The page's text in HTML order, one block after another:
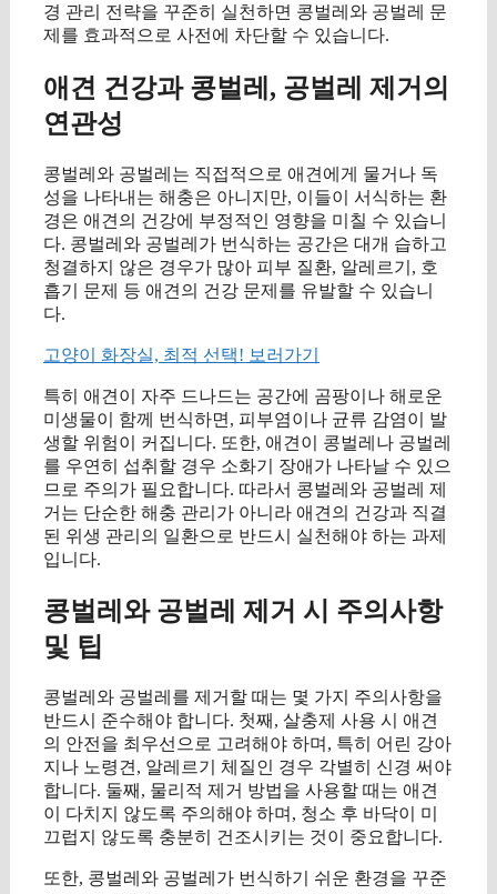
경 관리 전략을 꾸준히 실천하면 콩벌레와 공벌레 문
제를 효과적으로 사전에 차단할 수 있습니다.
애견 건강과 콩벌레, 공벌레 제거의
연관성
콩벌레와 공벌레는 직접적으로 애견에게 물거나 독
성을 나타내는 해충은 아니지만, 이들이 서식하는 환
경은 애견의 건강에 부정적인 영향을 미칠 수 있습니
다. 콩벌레와 공벌레가 번식하는 공간은 대개 습하고
청결하지 않은 경우가 많아 피부 질환, 알레르기, 호
흡기 문제 등 애견의 건강 문제를 유발할 수 있습니
다.
고양이 화장실, 최적 선택! 보러가기
특히 애견이 자주 드나드는 공간에 곰팡이나 해로운
미생물이 함께 번식하면, 피부염이나 균류 감염이 발
생할 위험이 커집니다. 또한, 애견이 콩벌레나 공벌레
를 우연히 섭취할 경우 소화기 장애가 나타날 수 있으
므로 주의가 필요합니다. 따라서 콩벌레와 공벌레 제
거는 단순한 해충 관리가 아니라 애견의 건강과 직결
된 위생 관리의 일환으로 반드시 실천해야 하는 과제
입니다.
콩벌레와 공벌레 제거 시 주의사항
및 팁
콩벌레와 공벌레를 제거할 때는 몇 가지 주의사항을
반드시 준수해야 합니다. 첫째, 살충제 사용 시 애견
의 안전을 최우선으로 고려해야 하며, 특히 어린 강아
지나 노령견, 알레르기 체질인 경우 각별히 신경 써야
합니다. 둘째, 물리적 제거 방법을 사용할 때는 애견
이 다치지 않도록 주의해야 하며, 청소 후 바닥이 미
끄럽지 않도록 충분히 건조시키는 것이 중요합니다.
또한, 콩벌레와 공벌레가 번식하기 쉬운 환경을 꾸준